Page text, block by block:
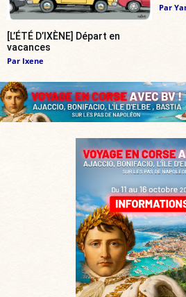
[L’ÉTÉ D’IXÈNE] Départ en
vacances
Par Ixene
Par